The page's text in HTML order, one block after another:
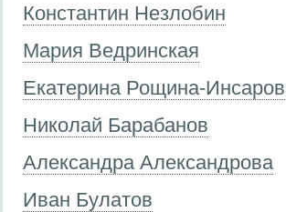
Константин Незлобин
Мария Ведринская
Екатерина Рощина-
Николай Барабанов
Александра Александрова
Иван Булатов